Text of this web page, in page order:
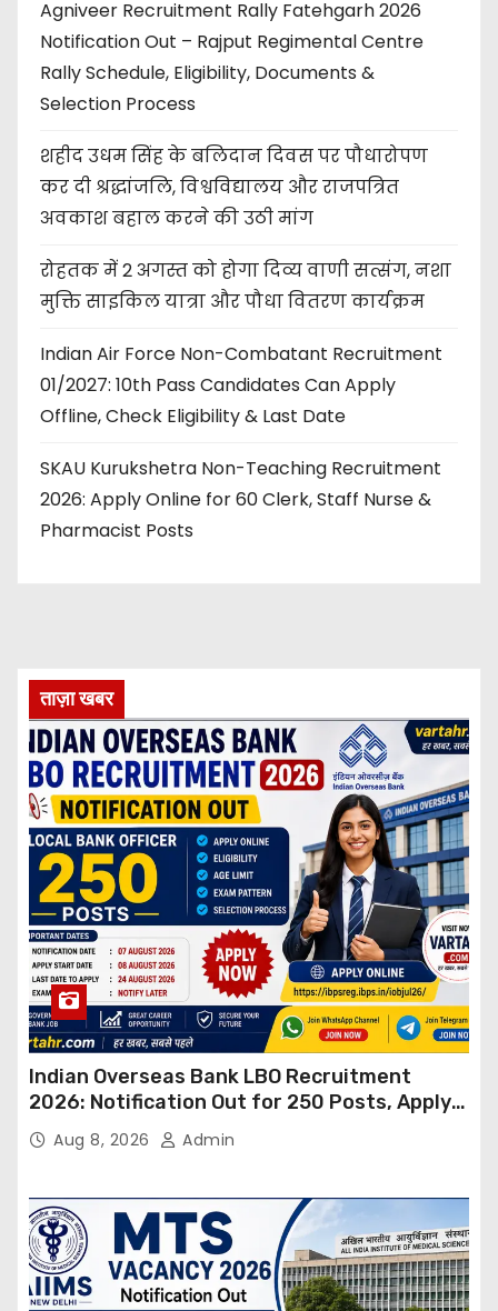
Agniveer Recruitment Rally Fatehgarh 2026
Notification Out – Rajput Regimental Centre
Rally Schedule, Eligibility, Documents &
Selection Process
शहीद उधम सिंह के बलिदान दिवस पर पौधारोपण
कर दी श्रद्धांजलि, विश्वविद्यालय और राजपत्रित
अवकाश बहाल करने की उठी मांग
रोहतक में 2 अगस्त को होगा दिव्य वाणी सत्संग, नशा
मुक्ति साइकिल यात्रा और पौधा वितरण कार्यक्रम
Indian Air Force Non-Combatant Recruitment
01/2027: 10th Pass Candidates Can Apply
Offline, Check Eligibility & Last Date
SKAU Kurukshetra Non-Teaching Recruitment
2026: Apply Online for 60 Clerk, Staff Nurse &
Pharmacist Posts
ताज़ा खबर
Indian Overseas Bank LBO Recruitment
2026: Notification Out for 250 Posts, Apply
OnlineAug 8, 2026 Admin